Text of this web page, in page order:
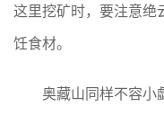
这里挖矿时，要注意绝
饪食材。
奥藏山同样不容小